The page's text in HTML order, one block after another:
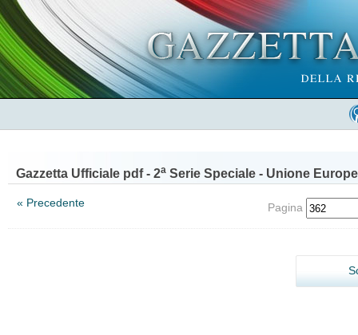
Gazzetta Ufficiale pdf - 2a Serie Speciale - Unione
« Precedente Pagina